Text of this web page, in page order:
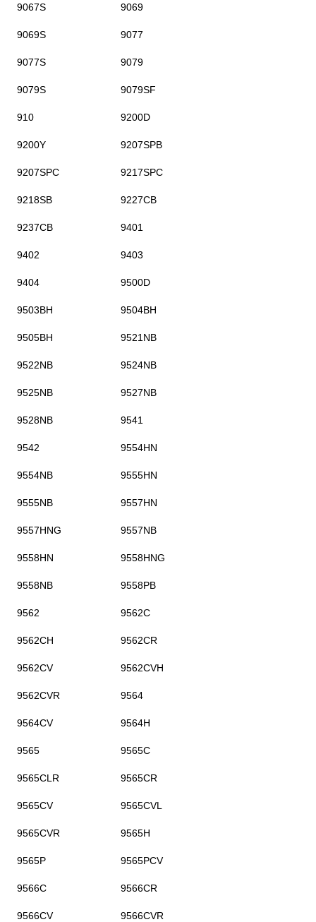
9067S 9069
9069S 9077
9077S 9079
9079S 9079SF
910 9200D
9200Y 9207SPB
9207SPC 9217SPC
9218SB 9227CB
9237CB 9401
9402 9403
9404 9500D
9503BH 9504BH
9505BH 9521NB
9522NB 9524NB
9525NB 9527NB
9528NB 9541
9542 9554HN
9554NB 9555HN
9555NB 9557HN
9557HNG 9557NB
9558HN 9558HNG
9558NB 9558PB
9562 9562C
9562CH 9562CR
9562CV 9562CVH
9562CVR 9564
9564CV 9564H
9565 9565C
9565CLR 9565CR
9565CV 9565CVL
9565CVR 9565H
9565P 9565PCV
9566C 9566CR
9566CV 9566CVR